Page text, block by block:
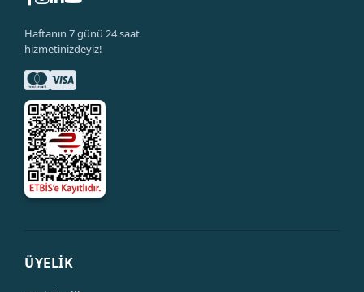
Haftanın 7 günü 24 saat
hizmetinizdeyiz!
ÜYELİK